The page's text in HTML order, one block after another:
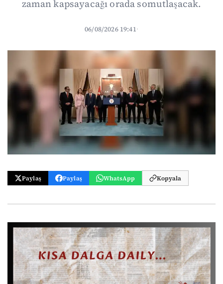
zaman kapsayacağı orada somutlaşacak.
06/08/2026 19:41·
Paylaş Paylaş WhatsApp Kopyala